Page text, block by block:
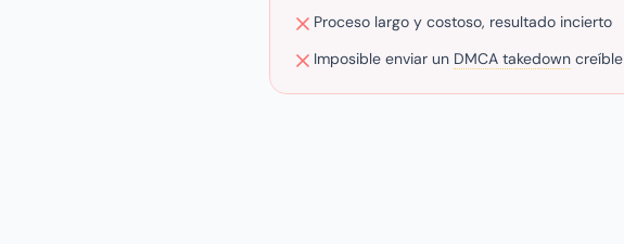
Proceso largo y costoso, resultado incierto
Imposible enviar un DMCA takedown creíble